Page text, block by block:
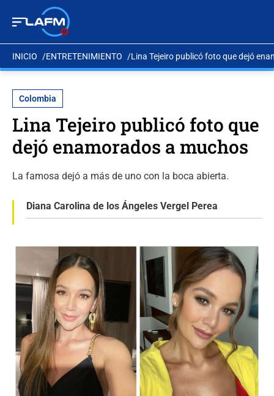
INICIO ENTRETENIMIENTO Lina Tejeiro publicó foto que dejó
Colombia
Lina Tejeiro publicó foto que
dejó enamorados a muchos
La famosa dejó a más de uno con la boca abierta.
Diana Carolina de los Ángeles Vergel Perea